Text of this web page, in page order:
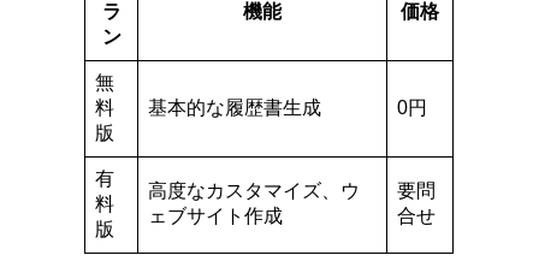
ラ
ン
機能 価格
無
料
版
基本的な履歴書生成 0円
有
料
版
高度なカスタマイズ、ウ
ェブサイト作成
要問
合せ